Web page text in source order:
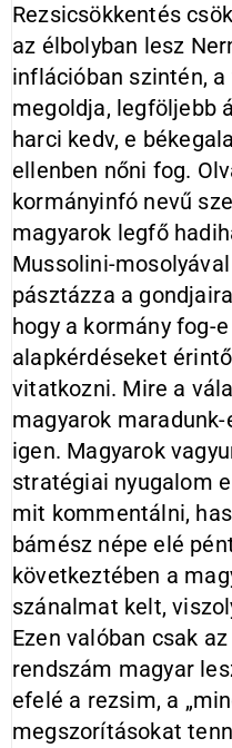
Rezsicsökkentés
az élbolyban lesz
inflációban szintén,
megoldja, legföljebb
harci kedv, e
ellenben nőni fog.
kormányinfó nevű
magyarok legfő
Mussolini-
pásztázza a
hogy a kormány fog-
alapkérdéseket
vitatkozni. Mire a
magyarok
igen. Magyarok
stratégiai nyugalom
mit kommentálni,
bámész népe elé
következtében a
szánalmat kelt,
Ezen valóban csak
rendszám magyar
efelé a rezsim, a
megszorításokat